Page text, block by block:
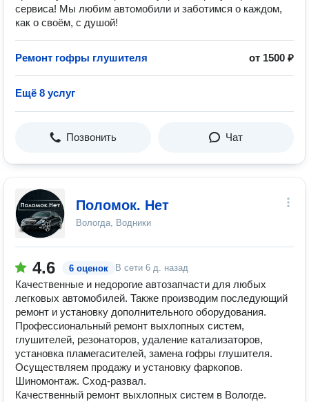
сервиса! Мы любим автомобили и заботимся о каждом,
как о своём, с душой!
Ремонт гофры глушителя от 1500 ₽
Ещё 8 услуг
Позвонить Чат
Поломок. Нет
Вологда, Водники
4.6 6 оценок В сети 6 д. назад
Качественные и недорогие автозапчасти для любых
легковых автомобилей. Также производим последующий
ремонт и установку дополнительного оборудования.
Профессиональный ремонт выхлопных систем,
глушителей, резонаторов, удаление катализаторов,
установка пламегасителей, замена гофры глушителя.
Осуществляем продажу и установку фаркопов.
Шиномонтаж. Сход-развал.
Качественный ремонт выхлопных систем в Вологде.